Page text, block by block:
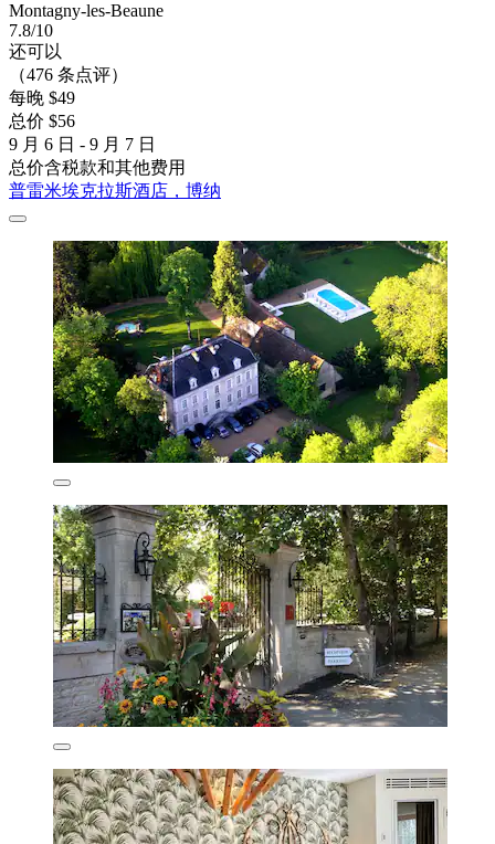
Montagny-les-Beaune
7.8/10
还可以
（476 条点评）
每晚 $49
总价 $56
9 月 6 日 - 9 月 7 日
总价含税款和其他费用
普雷米埃克拉斯酒店，博纳